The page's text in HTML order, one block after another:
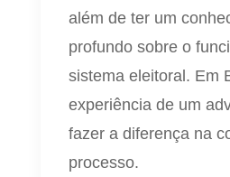
além de ter um
profundo sobre o
sistema eleitoral. Em
experiência de um
fazer a diferença na
processo.